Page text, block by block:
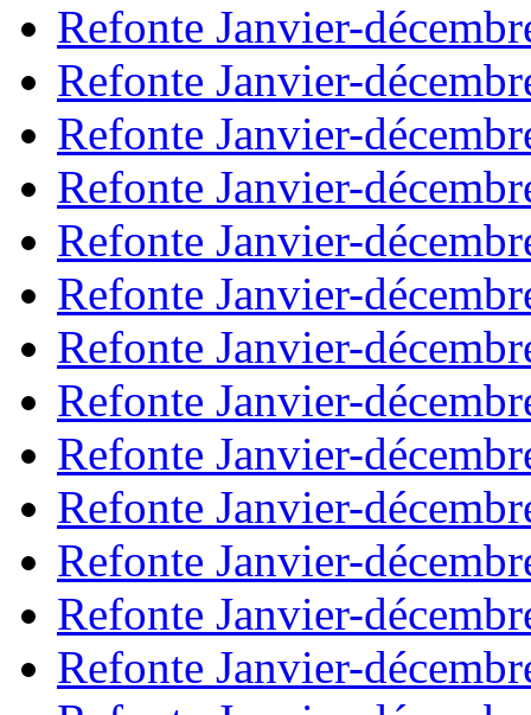
Refonte Janvier-
Refonte Janvier-
Refonte Janvier-
Refonte Janvier-
Refonte Janvier-
Refonte Janvier-
Refonte Janvier-
Refonte Janvier-
Refonte Janvier-
Refonte Janvier-
Refonte Janvier-
Refonte Janvier-
Refonte Janvier-